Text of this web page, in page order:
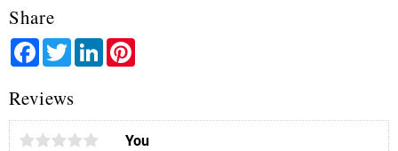
Share
FacebookTwitterLinkedIn
Reviews
You